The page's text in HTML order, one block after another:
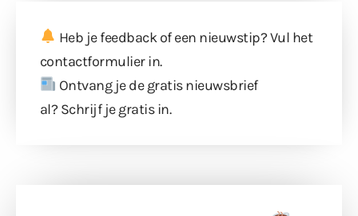
Heb je feedback of een nieuwstip? Vul het
contactformulierin.
Ontvang je de gratis nieuwsbrief
al? Schrijf je gratis in.